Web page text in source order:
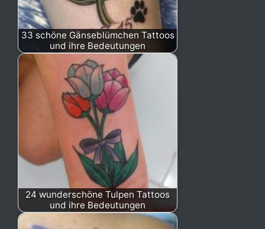
33 schöne Gänseblümchen Tattoos
und ihre Bedeutungen
24 wunderschöne Tulpen Tattoos
und ihre Bedeutungen